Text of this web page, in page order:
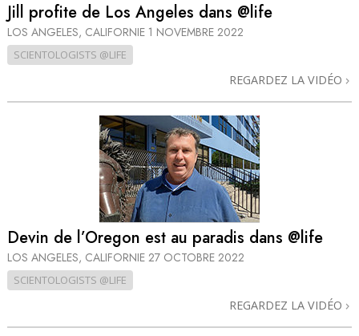
Jill profite de Los Angeles dans @life
LOS ANGELES, CALIFORNIE 1 NOVEMBRE 2022
SCIENTOLOGISTS @LIFE
REGARDEZ LA VIDÉO
Devin de l’Oregon est au paradis dans @life
LOS ANGELES, CALIFORNIE 27 OCTOBRE 2022
SCIENTOLOGISTS @LIFE
REGARDEZ LA VIDÉO